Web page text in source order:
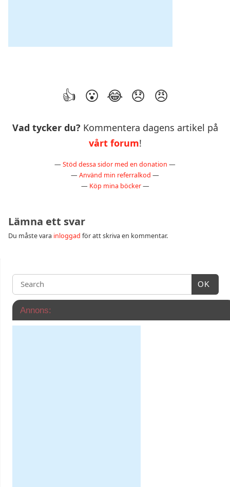
Vad tycker du? Kommentera dagens artikel på
vårt forum!
— Stöd dessa sidor med en donation —
— Använd min referralkod —
— Köp mina böcker—
Lämna ett svar
Du måste vara inloggad för att skriva en kommentar.
OK
Annons: